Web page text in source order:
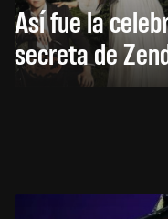
Así fue la
secreta de